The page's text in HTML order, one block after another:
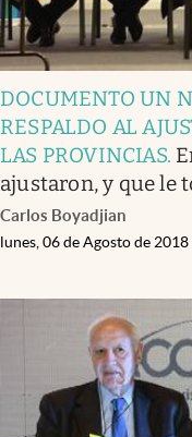
DOCUMENTO UN
RESPALDO AL
LAS PROVINCIAS.
ajustaron, y que le
Carlos Boyadjian
lunes, 06 de Agosto de 2018